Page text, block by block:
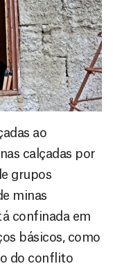
ao
calçadas por
grupos
minas
confinada em
básicos, como
do conflito